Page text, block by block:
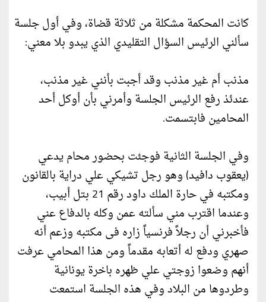
كانت المحكمة مشكلة من ثلاثة قضاة، وفي أول جلسة
سألني الرئيس السؤال التقليدي الذي يبدو بلا معني:
مذنب أم غير مذنب وقد أجبت بأنني غير مذنب،
عندئذ رفع الرئيس الجلسة وأمرني بأن أوكل أحد
المحامين فابتسمت.
وفي الجلسة الثانية فوجئت بحضور محام يدعي
(يعقوب دافيد) وهو رجل تشيكي علي دراية بالقانون
ومكتبه في حارة الملك داود رقم 21 بتل أبيب،
وعندما اقترب مني سألته عمن وكله بالدفاع عني
فأخبرني أن رجلاً فرنسياً زاره فى مكتبه وزعم أنه
صهري ودفع له أتعابه مقدماً ومن هذا المحامي عرفت
أنهم وضعوا زوجتي علي ظهره باخرة يونانية
وطردوها من البلاد وفي هذه الجلسة استمعت